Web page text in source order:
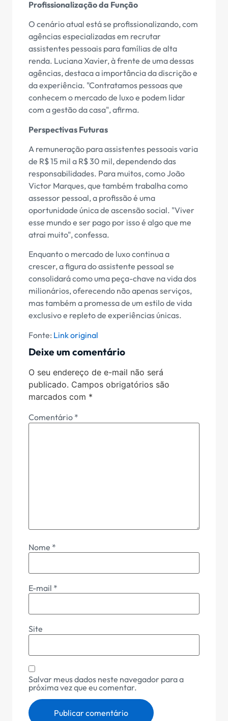
Profissionalização da Função
O cenário atual está se profissionalizando, com
agências especializadas em recrutar
assistentes pessoais para famílias de alta
renda. Luciana Xavier, à frente de uma dessas
agências, destaca a importância da discrição e
da experiência. "Contratamos pessoas que
conhecem o mercado de luxo e podem lidar
com a gestão da casa", afirma.
Perspectivas Futuras
A remuneração para assistentes pessoais varia
de R$ 15 mil a R$ 30 mil, dependendo das
responsabilidades. Para muitos, como João
Victor Marques, que também trabalha como
assessor pessoal, a profissão é uma
oportunidade única de ascensão social. "Viver
esse mundo e ser pago por isso é algo que me
atrai muito", confessa.
Enquanto o mercado de luxo continua a
crescer, a figura do assistente pessoal se
consolidará como uma peça-chave na vida dos
milionários, oferecendo não apenas serviços,
mas também a promessa de um estilo de vida
exclusivo e repleto de experiências únicas.
Fonte: Link original
Deixe um comentário
O seu endereço de e-mail não será
publicado. Campos obrigatórios são
marcados com *
Comentário *
Nome *
E-mail *
Site
Salvar meus dados neste navegador para a
próxima vez que eu comentar.